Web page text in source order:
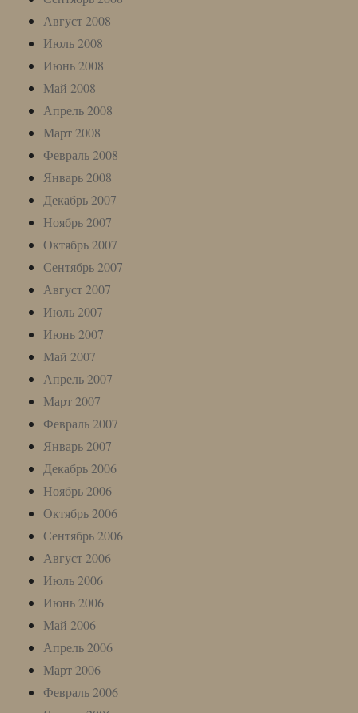
Август 2008
Июль 2008
Июнь 2008
Май 2008
Апрель 2008
Март 2008
Февраль 2008
Январь 2008
Декабрь 2007
Ноябрь 2007
Октябрь 2007
Сентябрь 2007
Август 2007
Июль 2007
Июнь 2007
Май 2007
Апрель 2007
Март 2007
Февраль 2007
Январь 2007
Декабрь 2006
Ноябрь 2006
Октябрь 2006
Сентябрь 2006
Август 2006
Июль 2006
Июнь 2006
Май 2006
Апрель 2006
Март 2006
Февраль 2006